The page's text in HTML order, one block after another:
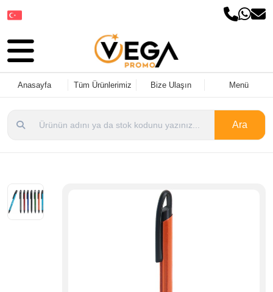
Anasayfa Tüm Ürünlerimiz Bize Ulaşın Menü
Ara